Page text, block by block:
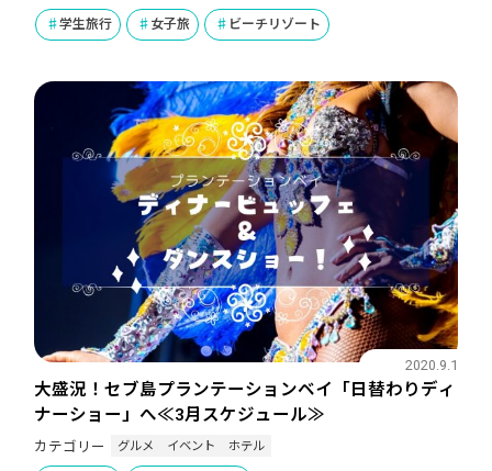
学生旅行 女子旅 ビーチリゾート
大盛況！セブ島プランテーションベイ「日替わりディ
ナーショー」へ≪3月スケジュール≫
2020.9.1
カテゴリー グルメ イベント ホテル